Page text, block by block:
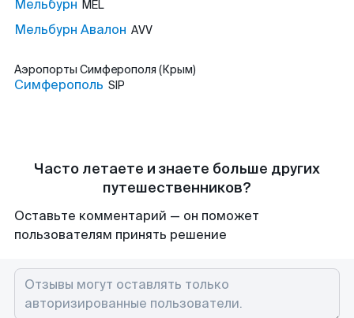
Мельбурн MEL
Мельбурн Авалон AVV
Аэропорты Симферополя (Крым)
Симферополь SIP
Часто летаете и знаете больше других
путешественников?
Оставьте комментарий — он поможет
пользователям принять решение